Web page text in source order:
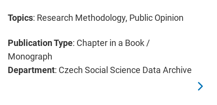
Topics: Research Methodology, Public Opinion
Publication Type: Chapter in a Book /
Monograph
Department: Czech Social Science Data Archive